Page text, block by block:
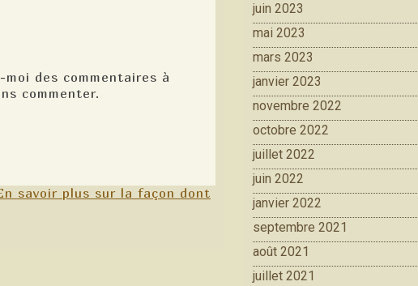
des commentaires à
commenter.
savoir plus sur la façon dont
juin 2023
mai 2023
mars 2023
janvier 2023
novembre 2022
octobre 2022
juillet 2022
juin 2022
janvier 2022
septembre 2021
août 2021
juillet 2021